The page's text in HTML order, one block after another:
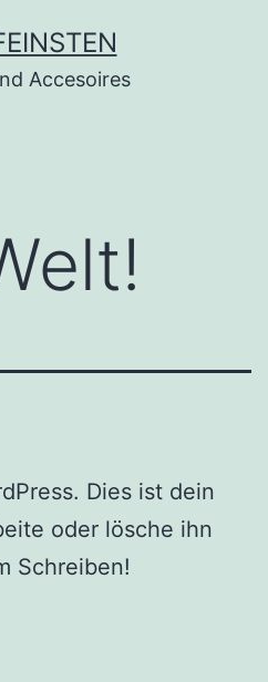
Accesoires
Dies ist dein
oder lösche ihn
Schreiben!